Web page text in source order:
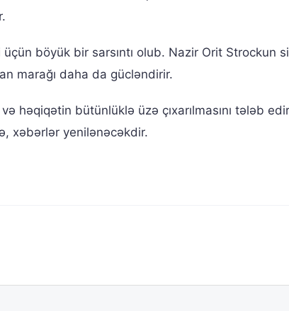
böyük bir sarsıntı olub. Nazir Orit Strockun
marağı daha da gücləndirir.
həqiqətin bütünlüklə üzə çıxarılmasını tələb
xəbərlər yenilənəcəkdir.